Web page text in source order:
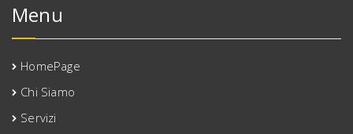
Menu
HomePage
Chi Siamo
Servizi